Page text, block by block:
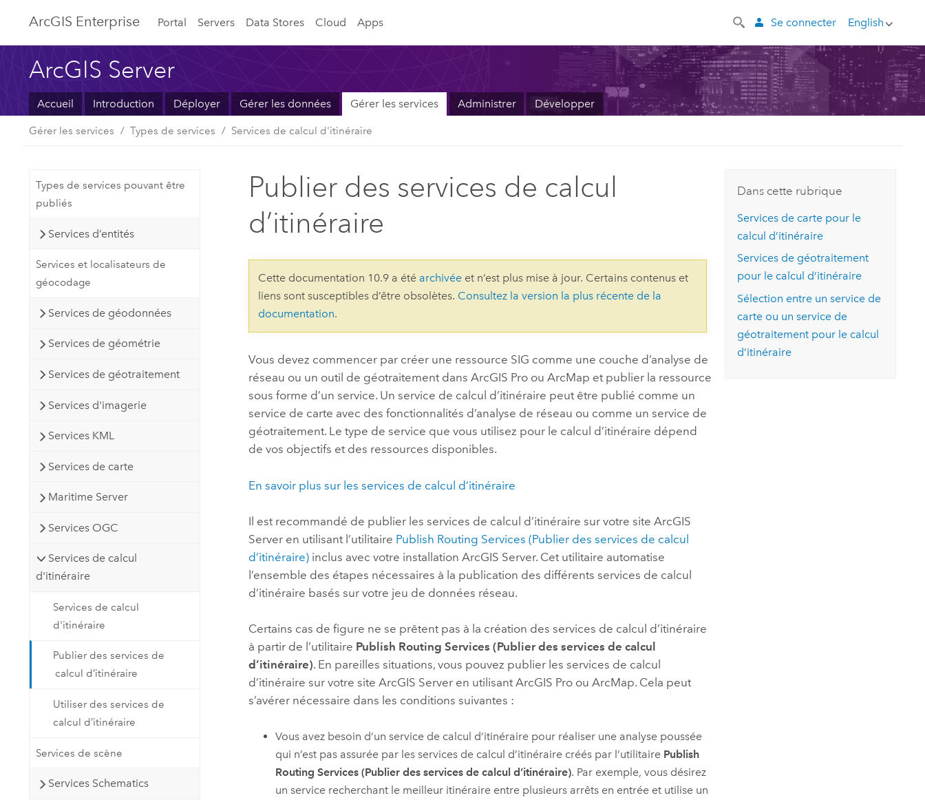
ArcGIS Enterprise Portal Servers Data Stores Cloud Apps English
Se connecter
ArcGIS Server
Accueil Introduction Déployer Gérer les données Gérer les services Administrer Développer
Gérer les services Types de services Services de calcul d'itinéraire
Types de services pouvant être
publiés
Services d’entités
Services et localisateurs de
géocodage
Services de géodonnées
Services de géométrie
Services de géotraitement
Services d'imagerie
Services KML
Services de carte
Maritime Server
Services OGC
Services de calcul
d'itinéraire
Services de calcul
d'itinéraire
Publier des services de
calcul d’itinéraire
Utiliser des services de
calcul d’itinéraire
Services de scène
Services Schematics
Publier des services de calcul
d’itinéraire
Cette documentation 10.9 a été archivée et n’est plus mise à jour. Certains contenus et
liens sont susceptibles d’être obsolètes. Consultez la version la plus récente de la
documentation.
Vous devez commencer par créer une ressource SIG comme une couche d’analyse de
réseau ou un outil de géotraitement dansArcGIS Pro ouArcMap et publier la ressource
sous forme d’un service. Un service de calcul d’itinéraire peut être publié comme un
service de carte avec des fonctionnalités d’analyse de réseau ou comme un service de
géotraitement. Le type de service que vous utilisez pour le calcul d’itinéraire dépend
de vos objectifs et des ressources disponibles.
En savoir plus sur les services de calcul d’itinéraire
Il est recommandé de publier les services de calcul d’itinéraire sur votre siteArcGIS
Server en utilisant l’utilitaire Publish Routing Services (Publier des services de calcul
d’itinéraire) inclus avec votre installationArcGIS Server. Cet utilitaire automatise
l’ensemble des étapes nécessaires à la publication des différents services de calcul
d’itinéraire basés sur votre jeu de données réseau.
Certains cas de figure ne se prêtent pas à la création des services de calcul d’itinéraire
à partir de l’utilitaire Publish Routing Services (Publier des services de calcul
d’itinéraire). En pareilles situations, vous pouvez publier les services de calcul
d’itinéraire sur votre siteArcGIS Server en utilisantArcGIS Pro ouArcMap. Cela peut
s’avérer nécessaire dans les conditions suivantes :
Vous avez besoin d’un service de calcul d’itinéraire pour réaliser une analyse poussée
qui n’est pas assurée par les services de calcul d’itinéraire créés par l’utilitaire Publish
Routing Services (Publier des services de calcul d’itinéraire). Par exemple, vous désirez
un service recherchant le meilleur itinéraire entre plusieurs arrêts en entrée et utilise un
Dans cette rubrique
Services de carte pour le
calcul d’itinéraire
Services de géotraitement
pour le calcul d’itinéraire
Sélection entre un service de
carte ou un service de
géotraitement pour le calcul
d’itinéraire